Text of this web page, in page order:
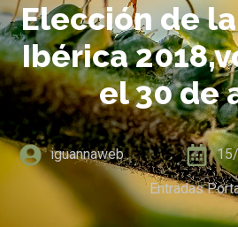
Elección de
Ibérica
el 30 de
iguannaweb
Entradas